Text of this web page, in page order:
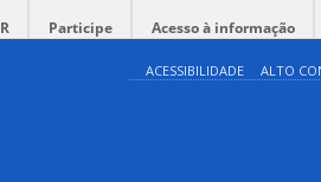
Participe Acesso à informação
ACESSIBILIDADE ALTO